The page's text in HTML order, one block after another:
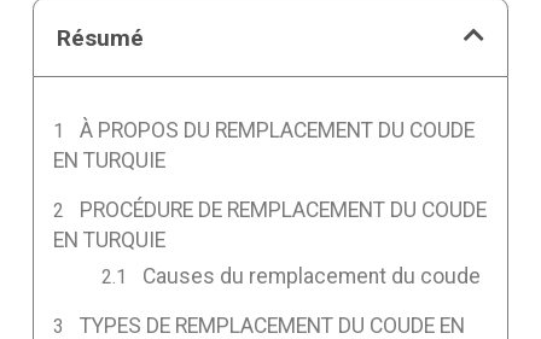
Résumé
À PROPOS DU REMPLACEMENT DU COUDE
EN TURQUIE
PROCÉDURE DE REMPLACEMENT DU COUDE
EN TURQUIE
Causes du remplacement du coude
TYPES DE REMPLACEMENT DU COUDE EN